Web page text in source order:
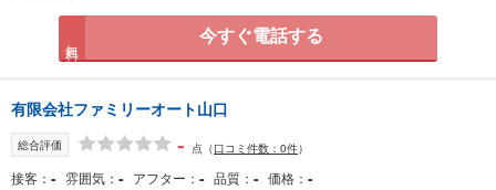
今すぐ電話する
有限会社ファミリーオート山口
総合評価 - 点 （口コミ件数：0件）
接客 - 雰囲気 - アフター - 品質 - 価格 -